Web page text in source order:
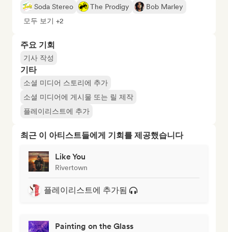
Soda Stereo
The Prodigy
Bob Marley
모두 보기 +2
주요 기회
기사 작성
기타
소셜 미디어 스토리에 추가
소셜 미디어에 게시물 또는 릴 제작
플레이리스트에 추가
최근 이 아티스트들에게 기회를 제공했습니다
Like You
Rivertown
플레이리스트에 추가됨
Painting on the Glass